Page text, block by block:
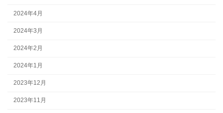
2024年4月
2024年3月
2024年2月
2024年1月
2023年12月
2023年11月